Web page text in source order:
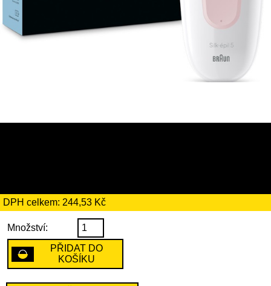
DPH celkem: 244,53 Kč
Množství:
PŘIDAT DO
KOŠÍKU